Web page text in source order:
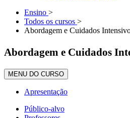
Ensino >
Todos os cursos >
Abordagem e Cuidados
Abordagem e Cuidados
MENU DO CURSO
Apresentação
Público-alvo